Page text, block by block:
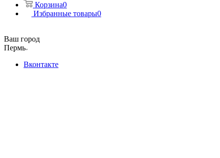
Корзина0
Избранные товары0
Ваш город
Пермь
Вконтакте